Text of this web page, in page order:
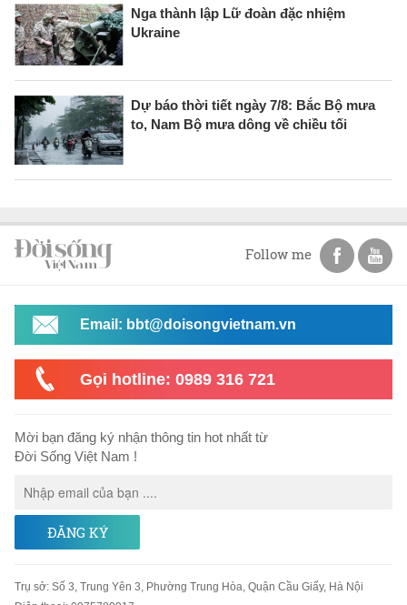
Nga thành lập Lữ đoàn đặc nhiệm
Ukraine
Dự báo thời tiết ngày 7/8: Bắc Bộ mưa
to, Nam Bộ mưa dông về chiều tối
Follow me
Email: bbt@doisongvietnam.vn
Gọi hotline: 0989 316 721
Mời bạn đăng ký nhận thông tin hot nhất từ
Đời Sống Việt Nam !
ĐĂNG KÝ
Trụ sở: Số 3, Trung Yên 3, Phường Trung Hòa, Quận Cầu Giấy, Hà Nội